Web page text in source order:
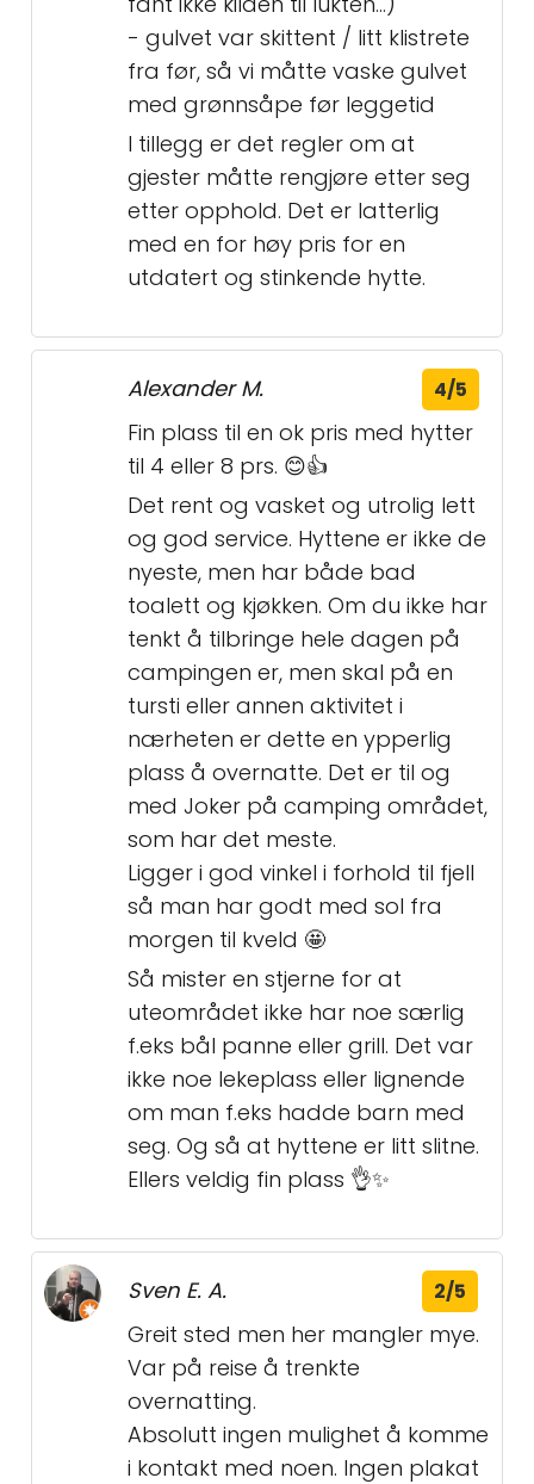
- gulvet var skittent / litt klistrete
fra før, så vi måtte vaske gulvet
med grønnsåpe før leggetid
I tillegg er det regler om at
gjester måtte rengjøre etter seg
etter opphold. Det er latterlig
med en for høy pris for en
utdatert og stinkende hytte.
Alexander M. 4/5
Fin plass til en ok pris med hytter
til 4 eller 8 prs. 😊👍
Det rent og vasket og utrolig lett
og god service. Hyttene er ikke de
nyeste, men har både bad
toalett og kjøkken. Om du ikke har
tenkt å tilbringe hele dagen på
campingen er, men skal på en
tursti eller annen aktivitet i
nærheten er dette en ypperlig
plass å overnatte. Det er til og
med Joker på camping området,
som har det meste.
Ligger i god vinkel i forhold til fjell
så man har godt med sol fra
morgen til kveld 🤩
Så mister en stjerne for at
uteområdet ikke har noe særlig
f.eks bål panne eller grill. Det var
ikke noe lekeplass eller lignende
om man f.eks hadde barn med
seg. Og så at hyttene er litt slitne.
Ellers veldig fin plass 👌✨
Sven E. A. 2/5
Greit sted men her mangler mye.
Var på reise å trenkte
overnatting.
Absolutt ingen mulighet å komme
i kontakt med noen. Ingen plakat